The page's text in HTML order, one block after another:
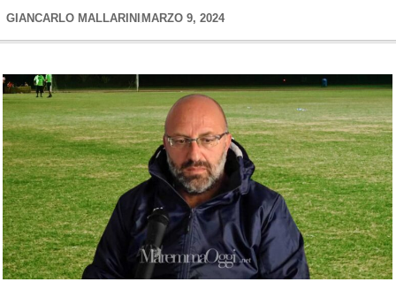
GIANCARLO MALLARINI MARZO 9, 2024